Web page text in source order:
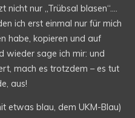
nicht nur „Trübsal blasen“….
ich erst einmal nur für mich
habe, kopieren und auf
wieder sage ich mir: und
mach es trotzdem – es tut
aus!
etwas blau, dem UKM-Blau)